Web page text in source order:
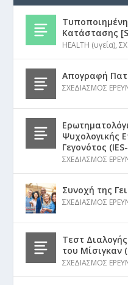
Κατάστασης
HEALTH (υγεία),
Απογραφή
ΣΧΕΔΙΑΣΜΟΣ
Ψυχολογικής
Γεγονότος
ΣΧΕΔΙΑΣΜΟΣ
Συνοχή της
ΣΧΕΔΙΑΣΜΟΣ
Τεστ
του Μίσιγκαν
ΣΧΕΔΙΑΣΜΟΣ